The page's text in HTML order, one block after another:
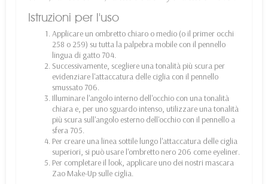
Istruzioni per l'uso
Applicare un ombretto chiaro o medio (o il primer occhi
258 o 259) su tutta la palpebra mobile con il pennello
lingua di gatto 704.
Successivamente, scegliere una tonalità più scura per
evidenziare l'attaccatura delle ciglia con il pennello
smussato 706.
Illuminare l'angolo interno dell'occhio con una tonalità
chiara e, per uno sguardo intenso, utilizzare una tonalità
più scura sull'angolo esterno dell'occhio con il pennello a
sfera 705.
Per creare una linea sottile lungo l'attaccatura delle ciglia
superiori, si può usare l'ombretto nero 206 come eyeliner.
Per completare il look, applicare uno dei nostri mascara
Zao Make-Up sulle ciglia.